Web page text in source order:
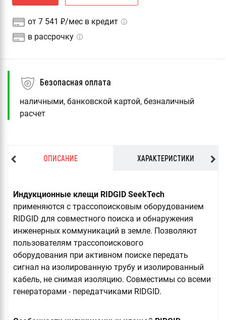
от 7 541 ₽/мес в кредит
в рассрочку
Безопасная оплата
наличными, банковской картой, безналичный
расчет
ОПИСАНИЕ ХАРАКТЕРИСТИКИ
Индукционные клещи RIDGID SeekTech
применяются с трассопоисковым оборудованием
RIDGID для совместного поиска и обнаружения
инженерных коммуникаций в земле. Позволяют
пользователям трассопоискового
оборудования при активном поиске передать
сигнал на изолированную трубу и изолированный
кабель, не снимая изоляцию. Совместимы со всеми
генераторами - передатчиками RIDGID.